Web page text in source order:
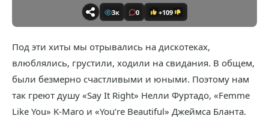
3к 0 +109
Под эти хиты мы отрывались на дискотеках,
влюблялись, грустили, ходили на свидания. В общем,
были безмерно счастливыми и юными. Поэтому нам
так греют душу «Say It Right» Нелли Фуртадо, «Femme
Like You» K-Maro и «You’re Beautiful» Джеймса Бланта.